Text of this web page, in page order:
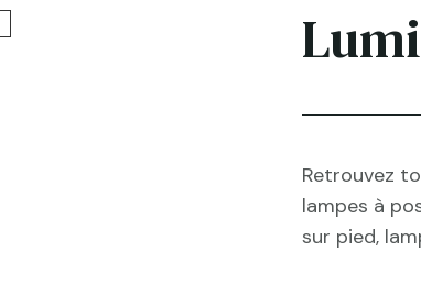
Retrouvez
lampes à
sur pied,